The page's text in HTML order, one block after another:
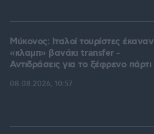
Μύκονος: Ιταλοί τουρίστες έκαναν
«κλαμπ» βανάκι transfer -
Αντιδράσεις για το ξέφρενο πάρτι
08.08.2026, 10:57